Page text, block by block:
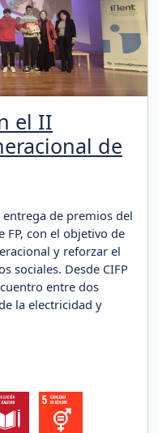
el II
de
entrega de premios del
con el objetivo de
y reforzar el
sociales. Desde CIFP
entre dos
la electricidad y